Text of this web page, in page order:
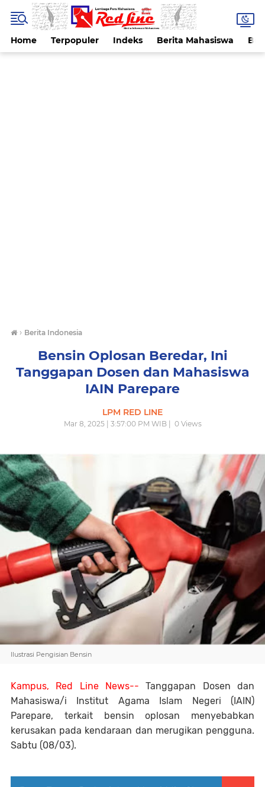
Home Terpopuler Indeks Berita Mahasiswa
› Berita Indonesia
Bensin Oplosan Beredar, Ini
Tanggapan Dosen dan Mahasiswa
IAIN Parepare
LPM RED LINE
Mar 8, 2025 | 3:57:00 PM WIB | 0Views
Ilustrasi Pengisian Bensin
Kampus, Red Line News-- Tanggapan Dosen dan
Mahasiswa/i Institut Agama Islam Negeri (IAIN)
Parepare, terkait bensin oplosan menyebabkan
kerusakan pada kendaraan dan merugikan pengguna.
Sabtu (08/03).